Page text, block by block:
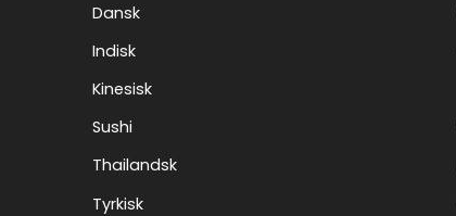
Dansk
Indisk
Kinesisk
Sushi
Thailandsk
Tyrkisk